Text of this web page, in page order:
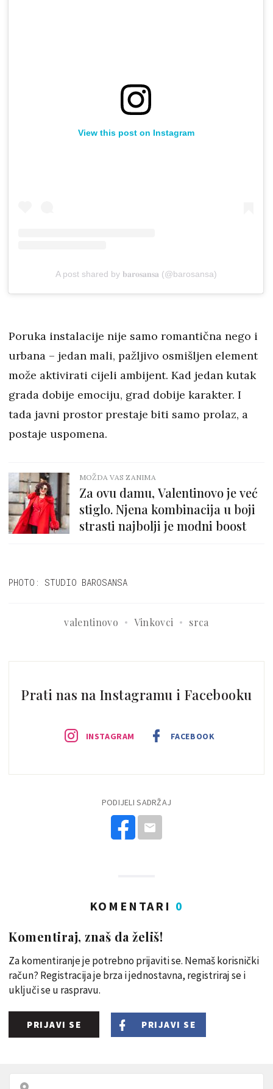
View this post on Instagram
A post shared by 𝐛𝐚𝐫𝐨𝐬𝐚𝐧𝐬𝐚 (@barosansa)
Poruka instalacije nije samo romantična nego i
urbana – jedan mali, pažljivo osmišljen element
može aktivirati cijeli ambijent. Kad jedan kutak
grada dobije emociju, grad dobije karakter. I
tada javni prostor prestaje biti samo prolaz, a
postaje uspomena.
MOŽDA VAS ZANIMA
Za ovu damu, Valentinovo je već
stiglo. Njena kombinacija u boji
strasti najbolji je modni boost
PHOTO: STUDIO BAROSANSA
valentinovo Vinkovci srca
Prati nas na Instagramu i Facebooku
INSTAGRAM FACEBOOK
PODIJELI SADRŽAJ
KOMENTARI 0
Komentiraj, znaš da želiš!
Za komentiranje je potrebno prijaviti se. Nemaš korisnički
račun? Registracija je brza i jednostavna, registriraj se i
uključi se u raspravu.
PRIJAVI SE PRIJAVI SE